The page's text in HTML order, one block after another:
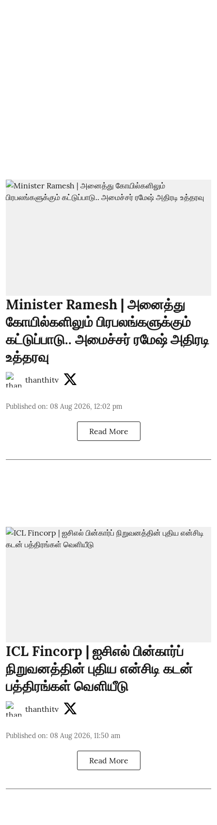
Minister Ramesh | அனைத்து
கோயில்களிலும் பிரபலங்களுக்கும்
கட்டுப்பாடு.. அமைச்சர் ரமேஷ் அதிரடி
உத்தரவு
thanthitv
Published on: 08 Aug 2026, 12:02 pm
Read More
ICL Fincorp | ஐசிஎல் பின்கார்ப்
நிறுவனத்தின் புதிய என்சிடி கடன்
பத்திரங்கள் வெளியீடு
thanthitv
Published on: 08 Aug 2026, 11:50 am
Read More